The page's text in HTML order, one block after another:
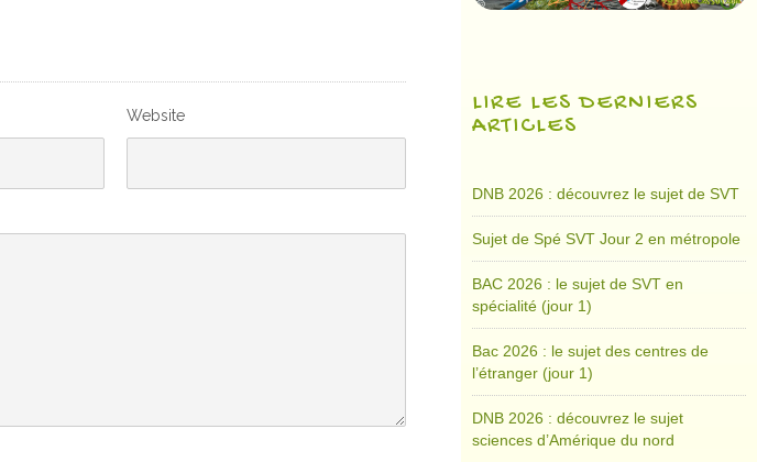
Website
LIRE LES DERNIERS
ARTICLES
DNB 2026 : découvrez le sujet de SVT
Sujet de Spé SVT Jour 2 en métropole
BAC 2026 : le sujet de SVT en
spécialité (jour 1)
Bac 2026 : le sujet des centres de
l’étranger (jour 1)
DNB 2026 : découvrez le sujet
sciences d’Amérique du nord